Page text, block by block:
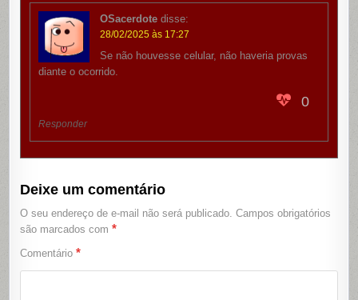
OSacerdote disse:
28/02/2025 às 17:27
Se não houvesse celular, não haveria provas
diante o ocorrido.
0
Responder
Deixe um comentário
O seu endereço de e-mail não será publicado. Campos obrigatórios
são marcados com*
Comentário*